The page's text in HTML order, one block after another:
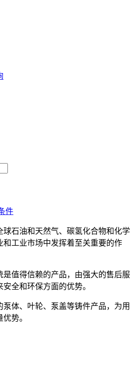
件
球石油和天然气、碳氢化合物和化学
和工业市场中发挥着至关重要的作
值得信赖的产品，由强大的售后服
全和环保方面的优势。
体、叶轮、泵盖等铸件产品，为用
势。